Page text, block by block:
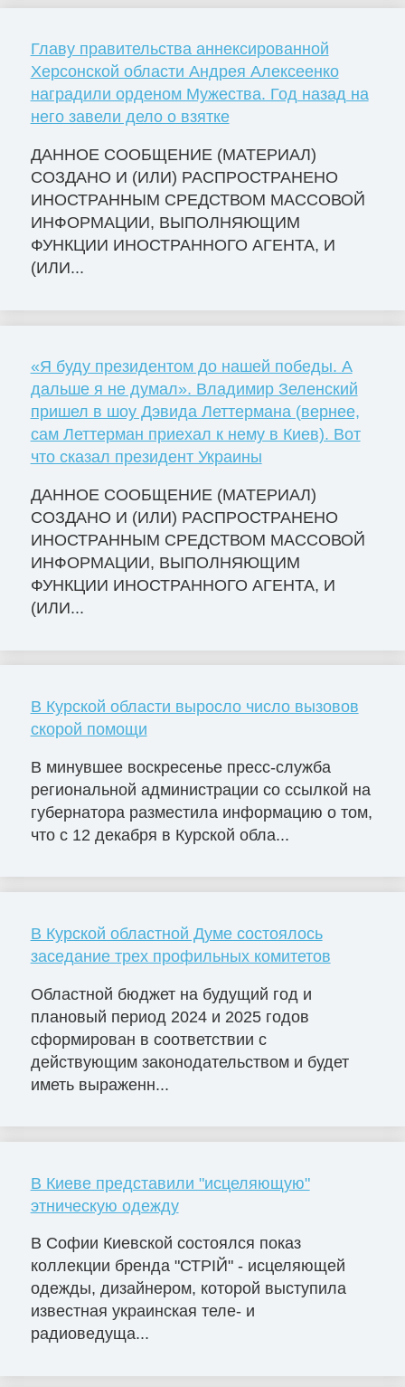
Главу правительства аннексированной
Херсонской области Андрея Алексеенко
наградили орденом Мужества. Год назад на
него завели дело о взятке
ДАННОЕ СООБЩЕНИЕ (МАТЕРИАЛ)
СОЗДАНО И (ИЛИ) РАСПРОСТРАНЕНО
ИНОСТРАННЫМ СРЕДСТВОМ МАССОВОЙ
ИНФОРМАЦИИ, ВЫПОЛНЯЮЩИМ
ФУНКЦИИ ИНОСТРАННОГО АГЕНТА, И
(ИЛИ...
«Я буду президентом до нашей победы. А
дальше я не думал». Владимир Зеленский
пришел в шоу Дэвида Леттермана (вернее,
сам Леттерман приехал к нему в Киев). Вот
что сказал президент Украины
ДАННОЕ СООБЩЕНИЕ (МАТЕРИАЛ)
СОЗДАНО И (ИЛИ) РАСПРОСТРАНЕНО
ИНОСТРАННЫМ СРЕДСТВОМ МАССОВОЙ
ИНФОРМАЦИИ, ВЫПОЛНЯЮЩИМ
ФУНКЦИИ ИНОСТРАННОГО АГЕНТА, И
(ИЛИ...
В Курской области выросло число вызовов
скорой помощи
В минувшее воскресенье пресс-служба
региональной администрации со ссылкой на
губернатора разместила информацию о том,
что с 12 декабря в Курской обла...
В Курской областной Думе состоялось
заседание трех профильных комитетов
Областной бюджет на будущий год и
плановый период 2024 и 2025 годов
сформирован в соответствии с
действующим законодательством и будет
иметь выраженн...
В Киеве представили "исцеляющую"
этническую одежду
В Софии Киевской состоялся показ
коллекции бренда "СТРІЙ" - исцеляющей
одежды, дизайнером, которой выступила
известная украинская теле- и
радиоведуща...